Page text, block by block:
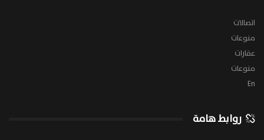
اتصالات
منوعات
عقارات
منوعات
En
روابط هامة